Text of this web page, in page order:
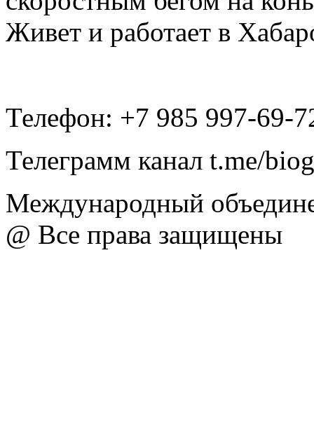
Живет и работает в
Телефон: +7 985 997-69-
Телеграмм канал t.me/
Международный
@ Все права защищены